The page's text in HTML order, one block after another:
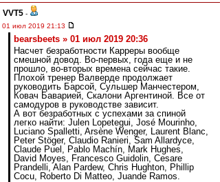
VVT5 -
01 июл 2019 21:13
bearsbeets » 01 июл 2019 20:36
Насчет безработности Карреры вообще
смешной довод. Во-первых, года еще и не
прошло, во-вторых времена сейчас такие.
Плохой тренер Валверде продолжает
руководить Барсой, Сульшер Манчестером,
Ковач Баварией, Скалони Аргентиной. Все от
самодуров в руководстве зависит.
А вот безработных с успехами за спиной
легко найти: Julen Lopetegui, José Mourinho,
Luciano Spalletti, Arsène Wenger, Laurent Blanc,
Peter Stöger, Claudio Ranieri, Sam Allardyce,
Claude Puel, Pablo Machín, Mark Hughes,
David Moyes, Francesco Guidolin, Cesare
Prandelli, Alan Pardew, Chris Hughton, Phillip
Cocu, Roberto Di Matteo, Juande Ramos.